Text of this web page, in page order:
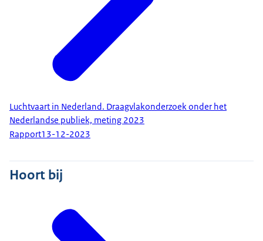
Luchtvaart in Nederland. Draagvlakonderzoek onder het
Nederlandse publiek, meting 2023
Rapport13-12-2023
Hoort bij